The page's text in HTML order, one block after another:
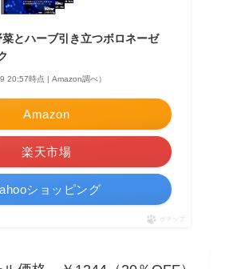
とハーブ引き立つボロネーゼ
20:57時点 | Amazon調べ）
Amazon
楽天市場
ショッピング
ポチップ